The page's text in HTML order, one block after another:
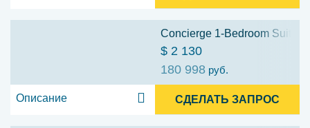
Concierge 1-Bedroom Suite
$ 2 130
180 998 руб.
Описание СДЕЛАТЬ ЗАПРОС